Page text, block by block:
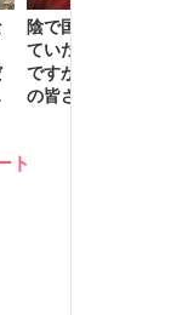
陰で国を支え
ていたのは私
ですが、王家
の皆さんお忘
れ才女の辺境
ト